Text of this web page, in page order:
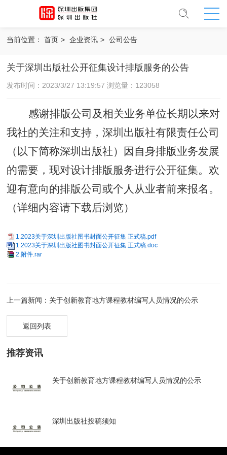
当前位置：首页 > 企业资讯 > 公司公告
关于深圳出版社公开征集设计排版服务的公告
发布时间：2023/3/27 13:19:57 浏览量：123058
感谢排版公司及相关业务单位长期以来对
我社的关注和支持，深圳出版社有限责任公司
（以下简称深圳出版社）因自身排版业务发展
的需要，现对设计排版服务进行公开征集。欢
迎有意向的排版公司或个人从业者前来报名。
（详细内容请下载后浏览）
1.2023关于深圳出版社图书封面公开征集 正式稿.pdf
1.2023关于深圳出版社图书封面公开征集 正式稿.doc
2.附件.rar
上一篇新闻：关于创新教育地方课程教材编写人员情况的公示
返回列表
推荐资讯
关于创新教育地方课程教材编写人员情况的公示
深圳出版社投稿须知